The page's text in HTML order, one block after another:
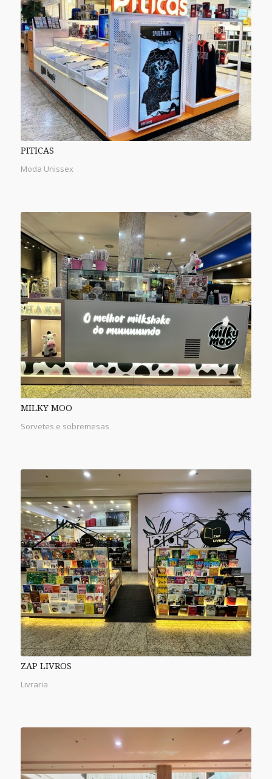
PITICAS
Moda Unissex
MILKY MOO
Sorvetes e sobremesas
ZAP LIVROS
Livraria